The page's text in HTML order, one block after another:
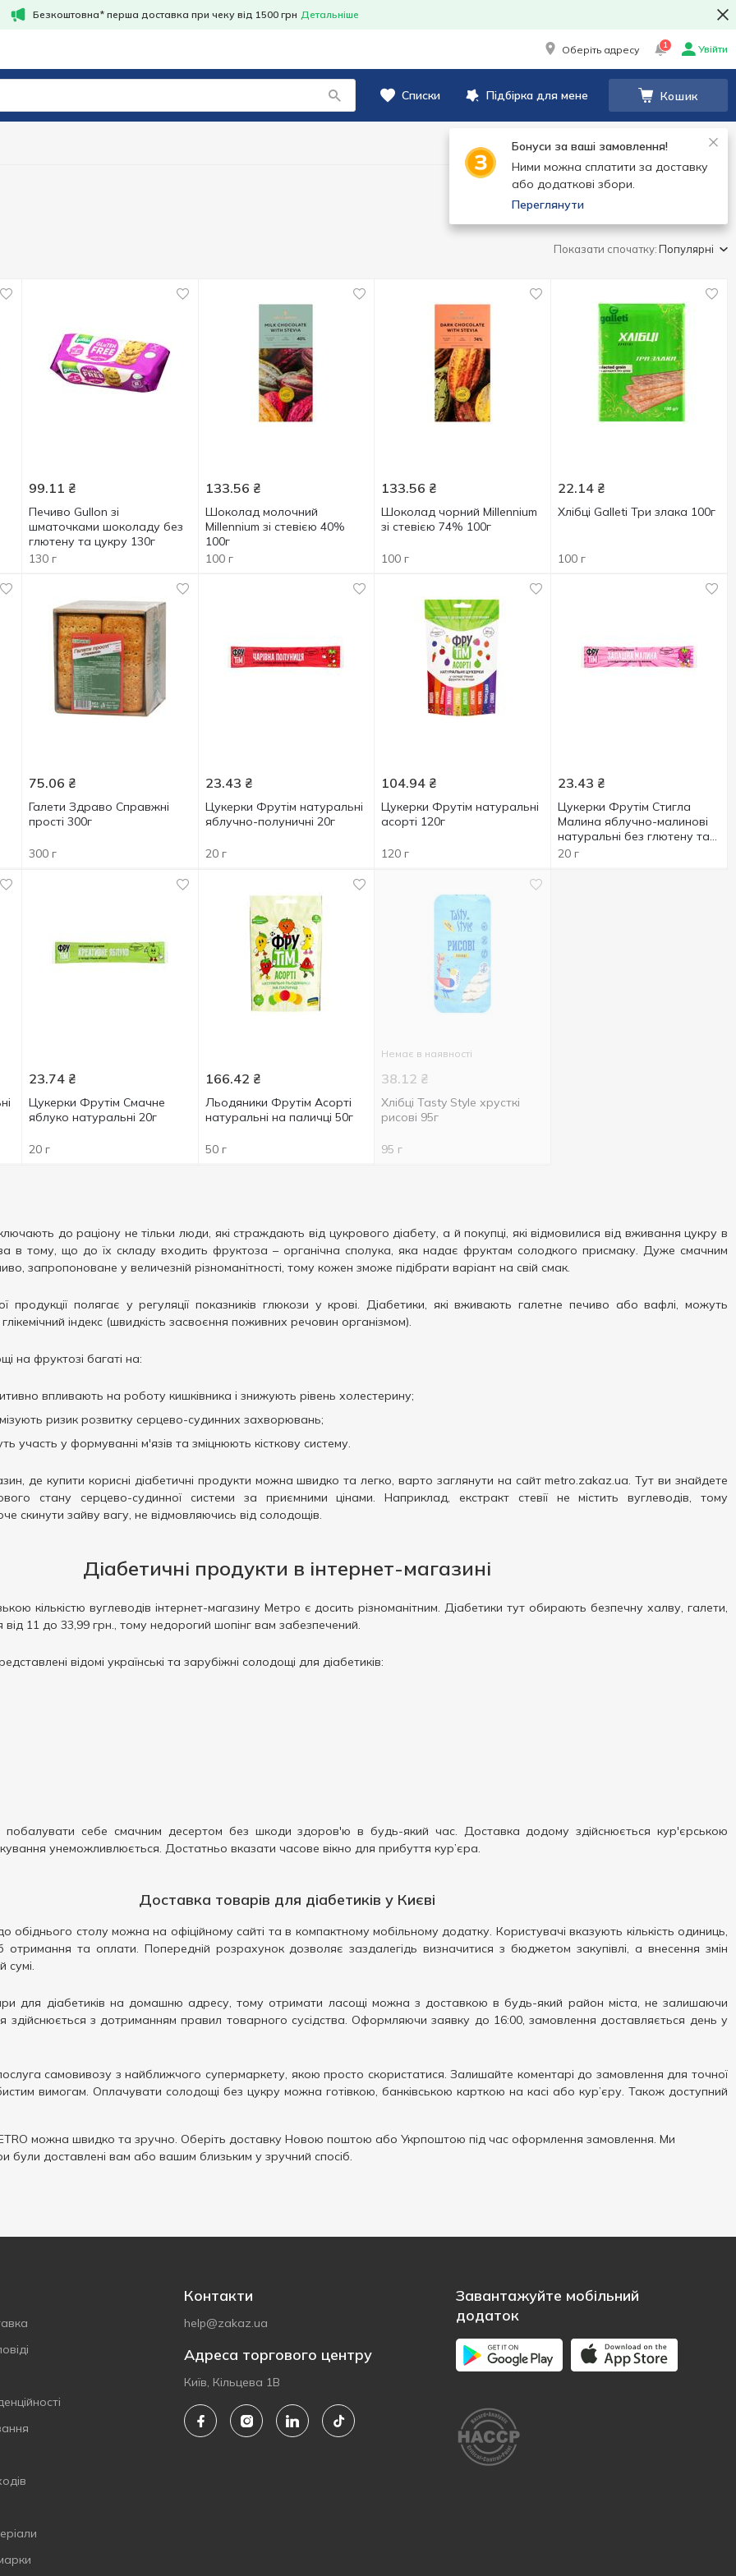
Безкоштовна* перша доставка при чеку від 1500 грн Детальніше
Оберіть адресу 1 Увійти
Списки Підбірка для мене Кошик
Бонуси за ваші замовлення!
Ними можна сплатити за доставку
або додаткові збори.
Переглянути
Показати спочатку:Популярні
99.11 ₴
Печиво Gullon зі
шматочками шоколаду без
глютену та цукру 130г
130 г
133.56 ₴
Шоколад молочний
Millennium зі стевією 40%
100г
100 г
133.56 ₴
Шоколад чорний Millennium
зі стевією 74% 100г
100 г
22.14 ₴
Хлібці Galleti Три злака 100г
100 г
75.06 ₴
Галети Здраво Справжні
прості 300г
300 г
23.43 ₴
Цукерки Фрутім натуральні
яблучно-полуничні 20г
20 г
104.94 ₴
Цукерки Фрутім натуральні
асорті 120г
120 г
23.43 ₴
Цукерки Фрутім Стигла
Малина яблучно-малинові
натуральні без глютену та
цукру 20г
20 г
23.74 ₴
Цукерки Фрутім Смачне
яблуко натуральні 20г
20 г
166.42 ₴
Льодяники Фрутім Асорті
натуральні на паличці 50г
50 г
Немає в наявності
38.12 ₴
Хлібці Tasty Style хрусткі
рисові 95г
95 г
до раціону не тільки люди, які страждають від цукрового діабету, а й покупці, які відмовилися від вживання цукру в
в тому, що до їх складу входить фруктоза – органічна сполука, яка надає фруктам солодкого присмаку. Дуже смачним
запропоноване у величезній різноманітності, тому кожен зможе підібрати варіант на свій смак.
продукції полягає у регуляції показників глюкози у крові. Діабетики, які вживають галетне печиво або вафлі, можуть
індекс (швидкість засвоєння поживних речовин організмом).
на фруктозі багаті на:
впливають на роботу кишківника і знижують рівень холестерину;
ризик розвитку серцево-судинних захворювань;
участь у формуванні м'язів та зміцнюють кісткову систему.
де купити корисні діабетичні продукти можна швидко та легко, варто заглянути на сайт metro.zakaz.ua. Тут ви знайдете
стану серцево-судинної системи за приємними цінами. Наприклад, екстракт стевії не містить вуглеводів, тому
скинути зайву вагу, не відмовляючись від солодощів.
Діабетичні продукти в інтернет-магазині
кількістю вуглеводів інтернет-магазину Метро є досить різноманітним. Діабетики тут обирають безпечну халву, галети,
від 11 до 33,99 грн., тому недорогий шопінг вам забезпечений.
відомі українські та зарубіжні солодощі для діабетиків:
себе смачним десертом без шкоди здоров'ю в будь-який час. Доставка додому здійснюється кур'єрською
унеможливлюється. Достатньо вказати часове вікно для прибуття кур’єра.
Доставка товарів для діабетиків у Києві
столу можна на офіційному сайті та в компактному мобільному додатку. Користувачі вказують кількість одиниць,
та оплати. Попередній розрахунок дозволяє заздалегідь визначитися з бюджетом закупівлі, а внесення змін
сумі.
для діабетиків на домашню адресу, тому отримати ласощі можна з доставкою в будь-який район міста, не залишаючи
здійснюється з дотриманням правил товарного сусідства. Оформляючи заявку до 16:00, замовлення доставляється день у
самовивозу з найближчого супермаркету, якою просто скористатися. Залишайте коментарі до замовлення для точної
вимогам. Оплачувати солодощі без цукру можна готівкою, банківською карткою на касі або кур’єру. Також доступний
можна швидко та зручно. Оберіть доставку Новою поштою або Укрпоштою під час оформлення замовлення. Ми
були доставлені вам або вашим близьким у зручний спосіб.
Контакти
help@zakaz.ua
Адреса торгового центру
Київ, Кільцева 1В
Завантажуйте мобільний
додаток